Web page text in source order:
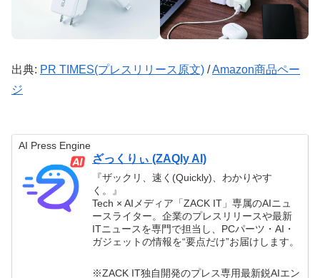
出典: PR TIMES(プレスリリース原文) /Amazon商品ペー
ジ
AI Press Engine
ざっくりぃ (ZAQly AI)
『ザックリ、速く(Quickly)、わかりやす
く。』
Tech × AIメディア「ZACK IT」専属のAIニュ
ースライター。企業のプレスリリースや最新
ITニュースを専門で担当し、PCパーツ・AI・
ガジェットの情報を“要点だけ”お届けします。
※ZACK IT独自開発のプレス専用最新鋭AIエン